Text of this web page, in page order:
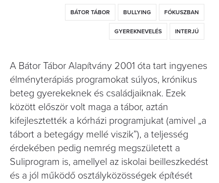
BÁTOR TÁBOR BULLYING FÓKUSZBAN
GYEREKNEVELÉS INTERJÚ
A Bátor Tábor Alapítvány 2001 óta tart ingyenes
élményterápiás programokat súlyos, krónikus
beteg gyerekeknek és családjaiknak. Ezek
között először volt maga a tábor, aztán
kifejlesztették a kórházi programjukat (amivel „a
tábort a betegágy mellé viszik”), a teljesség
érdekében pedig nemrég megszületett a
Suliprogram is, amellyel az iskolai beilleszkedést
és a jól működő osztályközösségek építését